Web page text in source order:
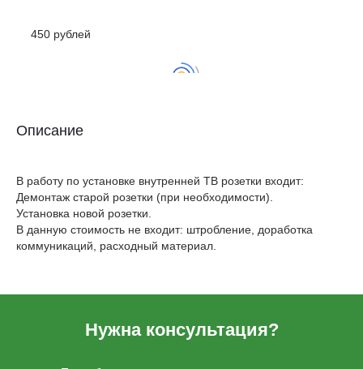
450 рублей
Описание
В работу по установке внутренней ТВ розетки входит:
Демонтаж старой розетки (при необходимости).
Установка новой розетки.
В данную стоимость не входит: штробление, доработка
коммуникаций, расходный материал.
Нужна консультация?